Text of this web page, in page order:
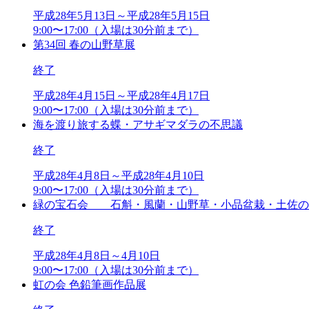
平成28年5月13日～平成28年5月15日
9:00〜17:00（入場は30分前まで）
第34回 春の山野草展
終了
平成28年4月15日～平成28年4月17日
9:00〜17:00（入場は30分前まで）
海を渡り旅する蝶・アサギマダラの不思議
終了
平成28年4月8日～平成28年4月10日
9:00〜17:00（入場は30分前まで）
緑の宝石会 石斛・風蘭・山野草・小品盆栽・土佐
終了
平成28年4月8日～4月10日
9:00〜17:00（入場は30分前まで）
虹の会 色鉛筆画作品展